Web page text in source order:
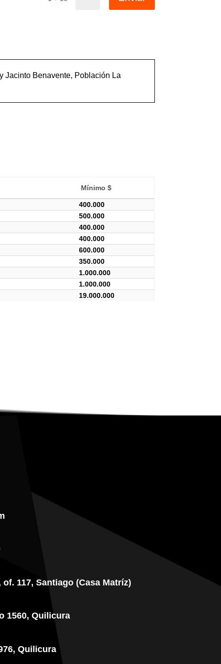
Jacinto Benavente, Población La
Mínimo $
400.000
500.000
400.000
400.000
600.000
350.000
1.000.000
1.000.000
19.000.000
117, Santiago (Casa Matríz)
1560, Quilicura
Quilicura